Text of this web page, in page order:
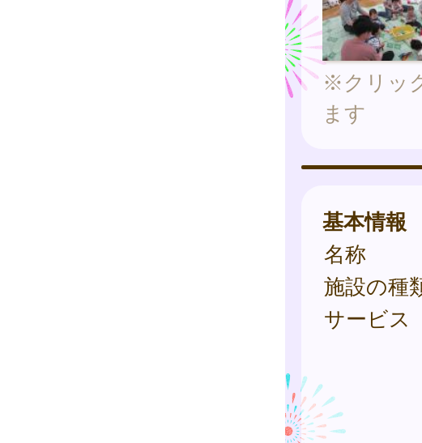
※クリッ
ます
基本情報
名称
施設の種
サービス